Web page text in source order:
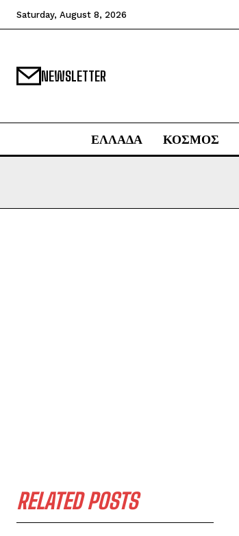
Saturday, August 8, 2026
NEWSLETTER
ΕΛΛΑΔΑ ΚΟΣΜΟΣ
RELATED POSTS